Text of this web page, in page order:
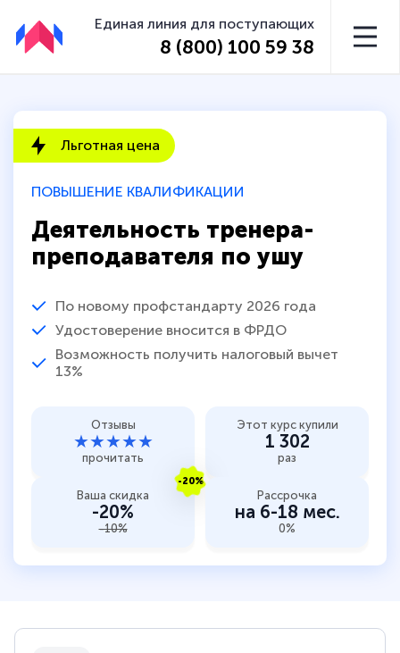
Единая линия для поступающих
8 (800) 100 59 38
ПОВЫШЕНИЕ КВАЛИФИКАЦИИ
Деятельность тренера-
преподавателя по ушу
По новому профстандарту 2026 года
Удостоверение вносится в ФРДО
Возможность получить налоговый вычет
13%
Льготная цена
Отзывы
★★★★★
прочитать
Этот курс купили
1 302
раз
-20%
Ваша скидка
-20%
-10%
Рассрочка
на 6-18 мес.
0%